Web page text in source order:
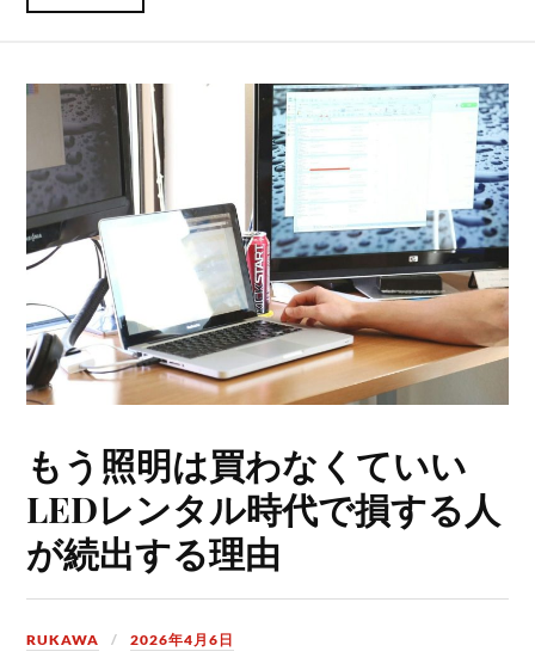
もう照明は買わなくていい
LEDレンタル時代で損する人
が続出する理由
RUKAWA 2026年4月6日